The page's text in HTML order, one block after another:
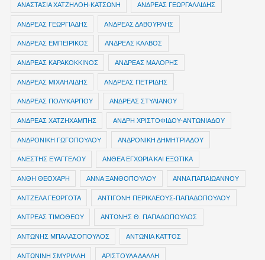
ΑΝΑΣΤΑΣΙΑ ΧΑΤΖΗΛΟΗ-ΚΑΤΣΩΝΗ ΑΝΔΡΕΑΣ ΓΕΩΡΓΑΛΛΙΔΗΣ
ΑΝΔΡΕΑΣ ΓΕΩΡΓΙΑΔΗΣ ΑΝΔΡΕΑΣ ΔΑΒΟΥΡΛΗΣ
ΑΝΔΡΕΑΣ ΕΜΠΕΙΡΙΚΟΣ ΑΝΔΡΕΑΣ ΚΑΛΒΟΣ
ΑΝΔΡΕΑΣ ΚΑΡΑΚΟΚΚΙΝΟΣ ΑΝΔΡΕΑΣ ΜΑΛΟΡΗΣ
ΑΝΔΡΕΑΣ ΜΙΧΑΗΛΙΔΗΣ ΑΝΔΡΕΑΣ ΠΕΤΡΙΔΗΣ
ΑΝΔΡΕΑΣ ΠΟΛΥΚΑΡΠΟΥ ΑΝΔΡΕΑΣ ΣΤΥΛΙΑΝΟΥ
ΑΝΔΡΕΑΣ ΧΑΤΖΗΧΑΜΠΗΣ ΑΝΔΡΗ ΧΡΙΣΤΟΦΙΔΟΥ-ΑΝΤΩΝΙΑΔΟΥ
ΑΝΔΡΟΝΙΚΗ ΓΩΓΟΠΟΥΛΟΥ ΑΝΔΡΟΝΙΚΗ ΔΗΜΗΤΡΙΑΔΟΥ
ΑΝΕΣΤΗΣ ΕΥΑΓΓΕΛΟΥ ΑΝΘΕΑ ΕΓΧΩΡΙΑ ΚΑΙ ΕΞΩΤΙΚΑ
ΑΝΘΗ ΘΕΟΧΑΡΗ ΑΝΝΑ ΞΑΝΘΟΠΟΥΛΟΥ ΑΝΝΑ ΠΑΠΑΙΩΑΝΝΟΥ
ΑΝΤΖΕΛΑ ΓΕΩΡΓΟΤΑ ΑΝΤΙΓΟΝΗ ΠΕΡΙΚΛΕΟΥΣ-ΠΑΠΑΔΟΠΟΥΛΟΥ
ΑΝΤΡΕΑΣ ΤΙΜΟΘΕΟΥ ΑΝΤΩΝΗΣ Θ. ΠΑΠΑΔΟΠΟΥΛΟΣ
ΑΝΤΩΝΗΣ ΜΠΑΛΑΣΟΠΟΥΛΟΣ ΑΝΤΩΝΙΑ ΚΑΤΤΟΣ
ΑΝΤΩΝΙΝΗ ΣΜΥΡΙΛΛΗ ΑΡΙΣΤΟΥΛΑ ΔΑΛΛΗ